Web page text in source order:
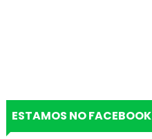
ESTAMOS NO FACEBOOK